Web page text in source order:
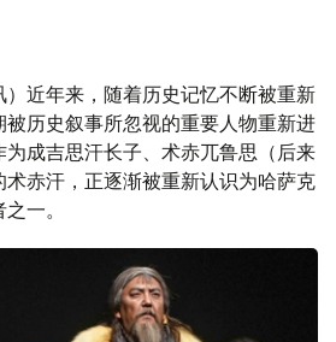
）近年来，随着历史记忆不断被重新
历史叙事所忽视的重要人物重新进
为成吉思汗长子、术赤兀鲁思（后来
赤汗，正逐渐被重新认识为哈萨克
一。